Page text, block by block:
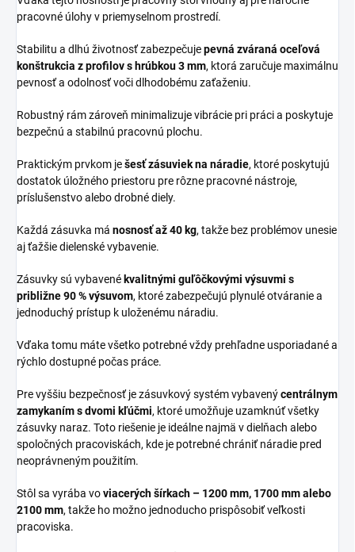
pracovné úlohy v priemyselnom prostredí.
Stabilitu a dlhú životnosť zabezpečujepevná zváraná oceľová
konštrukcia z profilov s hrúbkou 3 mm, ktorá zaručuje maximálnu
pevnosť a odolnosť voči dlhodobému zaťaženiu.
Robustný rám zároveň minimalizuje vibrácie pri práci a poskytuje
bezpečnú a stabilnú pracovnú plochu.
Praktickým prvkom ješesť zásuviek na náradie, ktoré poskytujú
dostatok úložného priestoru pre rôzne pracovné nástroje,
príslušenstvo alebo drobné diely.
Každá zásuvka má nosnosť až 40 kg, takže bez problémov unesie
aj ťažšie dielenské vybavenie.
Zásuvky sú vybavené kvalitnými guľôčkovými výsuvmi s
približne 90 % výsuvom, ktoré zabezpečujú plynulé otváranie a
jednoduchý prístup k uloženému náradiu.
Vďaka tomu máte všetko potrebné vždy prehľadne usporiadané a
rýchlo dostupné počas práce.
Pre vyššiu bezpečnosť je zásuvkový systém vybavenýcentrálnym
zamykaním s dvomi kľúčmi, ktoré umožňuje uzamknúť všetky
zásuvky naraz. Toto riešenie je ideálne najmä v dielňach alebo
spoločných pracoviskách, kde je potrebné chrániť náradie pred
neoprávneným použitím.
Stôl sa vyrába voviacerých šírkach – 1200 mm, 1700 mm alebo
2100 mm, takže ho možno jednoducho prispôsobiť veľkosti
pracoviska.